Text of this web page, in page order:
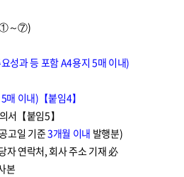
①～⑦)
성과 등 포함 A4용지 5매 이내)
이내)【붙임4】
서【붙임5】
고일 기준3개월 이내 발행분)
연락처, 회사 주소 기재 必
본